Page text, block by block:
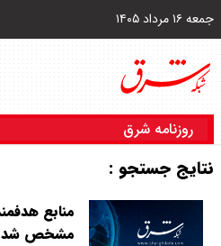
جمعه ۱۶ مرداد ۱۴۰۵
روزنامه شرق
نتایج جستجو :
مشخص شد